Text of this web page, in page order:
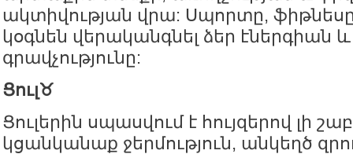
ակտիվության վրա: Սպորտը,
կօգնեն վերականգնել ձեր էներգիան
գրավչությունը:
Ցուլ♉️
Ցուլերին սպասվում է հույզերով լի
կցանկանաք ջերմություն, անկեղծ